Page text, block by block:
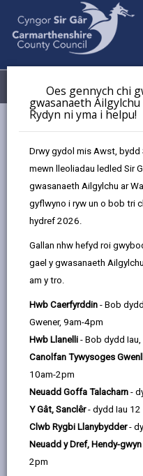
Oes gennych chi
gwasanaeth
Rydyn ni yma i helpu!
Drwy gydol mis Awst,
mewn lleoliadau ledled Sir
gwasanaeth Ailgylchu ar
gyflwyno i ryw un o bob tri
hydref 2026.
Gallan nhw hefyd roi
gael y gwasanaeth
am y tro.
Hwb Caerfyrddin - Bob
Gwener, 9am-4pm
Hwb Llanelli - Bob dydd
Canolfan Tywysoges
10am-2pm
Neuadd Goffa Talacharn -
Y Gât, Sanclêr- dydd Iau
Clwb Rygbi Llanybydder-
Neuadd y Dref, Hendy-
2pm
Dewislen
Addysg yn y cartref -
Addysg yn y
Ddewisol yn y
Diweddarwyd y dudalen ar:
Mae addysg yn y cartref
ddisgrifio pryd mae
plant gartref yn hytrach
addysgu eich plentyn yn
dylid ei wneud ar
ymrwymiad mawr o ran
arian.
Os ydych yn ystyried
angen ichi ddarparu